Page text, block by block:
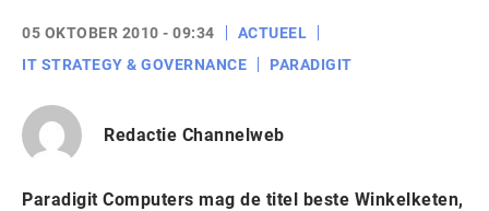
05 OKTOBER 2010 - 09:34
ACTUEEL
IT STRATEGY & GOVERNANCE
PARADIGIT
Redactie Channelweb
Paradigit Computers mag de titel beste Winkelketen,